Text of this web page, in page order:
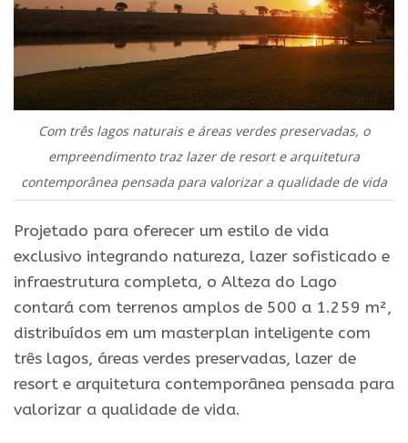
Com três lagos naturais e áreas verdes preservadas, o
empreendimento traz lazer de resort e arquitetura
contemporânea pensada para valorizar a qualidade de vida
Projetado para oferecer um estilo de vida
exclusivo integrando natureza, lazer sofisticado e
infraestrutura completa, o Alteza do Lago
contará com terrenos amplos de 500 a 1.259 m²,
distribuídos em um masterplan inteligente com
três lagos, áreas verdes preservadas, lazer de
resort e arquitetura contemporânea pensada para
valorizar a qualidade de vida.